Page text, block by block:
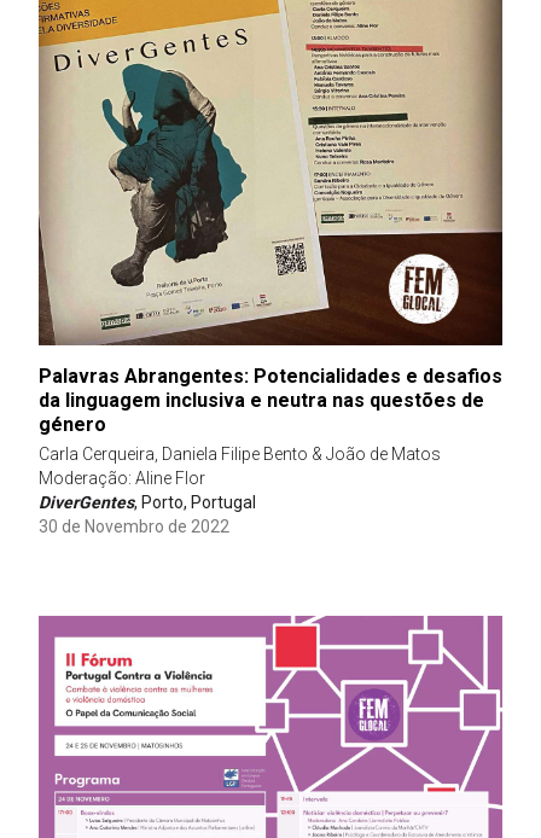
Palavras Abrangentes: Potencialidades e desafios
da linguagem inclusiva e neutra nas questões de
género
Carla Cerqueira, Daniela Filipe Bento & João de Matos
Moderação: Aline Flor
DiverGentes, Porto, Portugal
30 de Novembro de 2022